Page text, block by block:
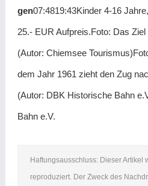
gen07:4819:43Kinder 4-16
25.- EUR Aufpreis.Foto: Das
(Autor: Chiemsee
dem Jahr 1961 zieht den Zug
(Autor: DBK Historische Bahn
Bahn e.V.
Haftungsausschluss: Dieser Artikel
reproduziert. Der Zweck des